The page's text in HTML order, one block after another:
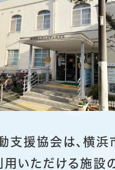
支援協会は、横
用いただける施設